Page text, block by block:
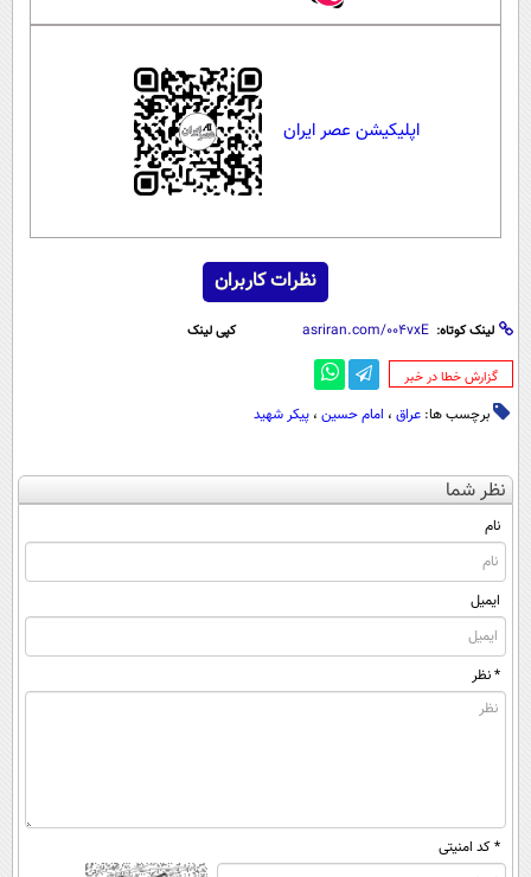
اپلیکیشن عصر ایران
نظرات کاربران
لینک کوتاه: کپی لینک
‌گزارش خطا در خبر
برچسب ها: عراق ، امام حسین ، پیکر شهید
نظر شما
نام
ایمیل
* نظر
* کد امنیتی